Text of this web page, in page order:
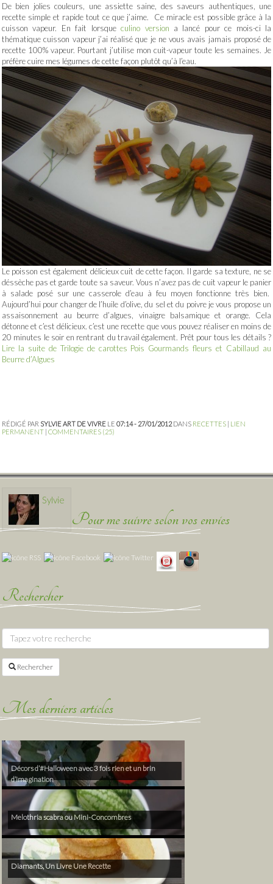
De bien jolies couleurs, une assiette saine, des saveurs authentiques, une
recette simple et rapide tout ce que j’aime. Ce miracle est possible grâce à la
cuisson vapeur. En fait lorsqueculino version a lancé pour ce mois-ci la
thématique cuisson vapeur j’ai réalisé que je ne vous avais jamais proposé de
recette 100% vapeur. Pourtant j’utilise mon cuit-vapeur toute les semaines. Je
préfère cuire mes légumes de cette façon plutôt qu’à l’eau.
Le poisson est également délicieux cuit de cette façon. Il garde sa texture, ne se
déssèche pas et garde toute sa saveur. Vous n’avez pas de cuit vapeur le panier
à salade posé sur une casserole d’eau à feu moyen fonctionne très bien.
Aujourd’hui pour changer de l’huile d’olive, du sel et du poivre je vous propose un
assaisonnement au beurre d’algues, vinaigre balsamique et orange. Cela
détonne et c’est délicieux. c’est une recette que vous pouvez réaliser en moins de
20 minutes le soir en rentrant du travail également. Prêt pour tous les détails ?
Lire la suite de Trilogie de carottes Pois Gourmands fleurs et Cabillaud au
Beurre d’Algues
RÉDIGÉ PAR SYLVIE ART DE VIVRE LE 07:14 - 27/01/2012DANS RECETTES | LIEN
PERMANENT | COMMENTAIRES (25)
Sylvie
Pour me suivre selon vos envies
Rechercher
Rechercher
Mes derniers articles
Décors d’#Halloween avec 3 fois rien et un brin
d’imagination
Melothria scabra ou Mini-Concombres
Diamants, Un Livre Une Recette